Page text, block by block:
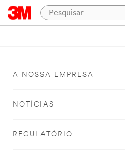
A NOSSA EMPRESA
NOTÍCIAS
REGULATÓRIO